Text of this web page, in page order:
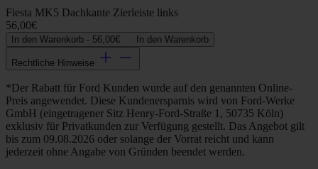
Fiesta MK5 Dachkante Zierleiste links
56,00€
In den Warenkorb - 56,00€ In den Warenkorb
Rechtliche Hinweise
*Der Rabatt für Ford Kunden wurde auf den genannten Online-
Preis angewendet. Diese Kundenersparnis wird von Ford-Werke
GmbH (eingetragener Sitz Henry-Ford-Straße 1, 50735 Köln)
exklusiv für Privatkunden zur Verfügung gestellt. Das Angebot gilt
bis zum 09.08.2026 oder solange der Vorrat reicht und kann
jederzeit ohne Angabe von Gründen beendet werden.